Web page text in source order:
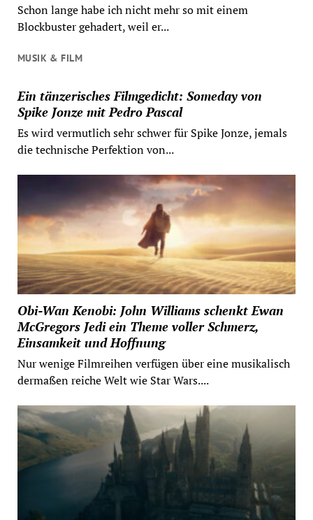
Schon lange habe ich nicht mehr so mit einem
Blockbuster gehadert, weil er...
MUSIK & FILM
Ein tänzerisches Filmgedicht: Someday von
Spike Jonze mit Pedro Pascal
Es wird vermutlich sehr schwer für Spike Jonze, jemals
die technische Perfektion von...
Obi-Wan Kenobi: John Williams schenkt Ewan
McGregors Jedi ein Theme voller Schmerz,
Einsamkeit und Hoffnung
Nur wenige Filmreihen verfügen über eine musikalisch
dermaßen reiche Welt wie Star Wars....